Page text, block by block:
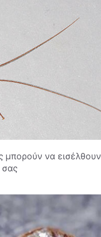
να εισέλθουν
σας